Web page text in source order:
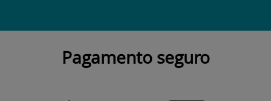
Pagamento seguro